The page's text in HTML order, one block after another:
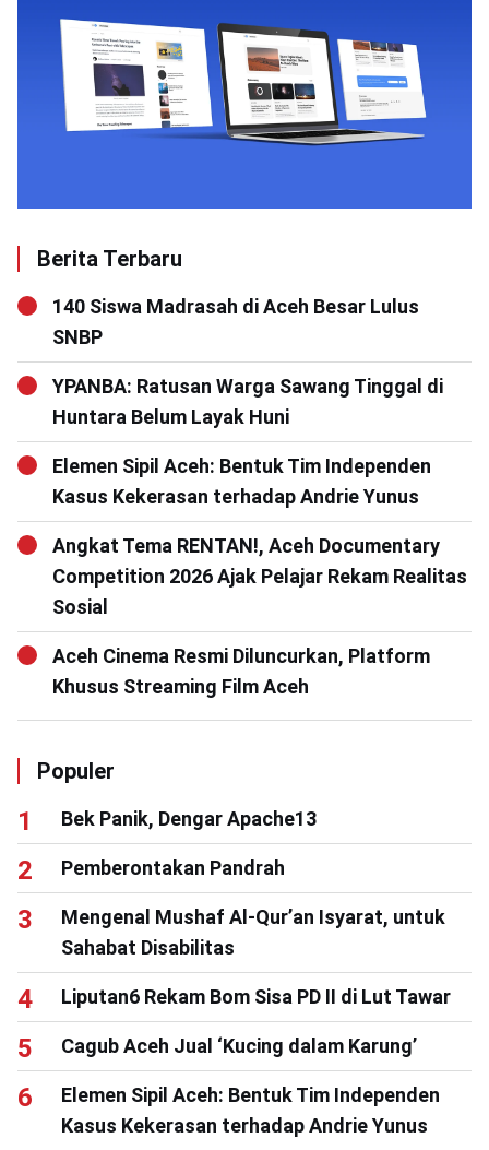
Berita Terbaru
140 Siswa Madrasah di Aceh Besar Lulus
SNBP
YPANBA: Ratusan Warga Sawang Tinggal di
Huntara Belum Layak Huni
Elemen Sipil Aceh: Bentuk Tim Independen
Kasus Kekerasan terhadap Andrie Yunus
Angkat Tema RENTAN!, Aceh Documentary
Competition 2026 Ajak Pelajar Rekam Realitas
Sosial
Aceh Cinema Resmi Diluncurkan, Platform
Khusus Streaming Film Aceh
Populer
Bek Panik, Dengar Apache13
Pemberontakan Pandrah
Mengenal Mushaf Al-Qur’an Isyarat, untuk
Sahabat Disabilitas
Liputan6 Rekam Bom Sisa PD II di Lut Tawar
Cagub Aceh Jual ‘Kucing dalam Karung’
Elemen Sipil Aceh: Bentuk Tim Independen
Kasus Kekerasan terhadap Andrie Yunus